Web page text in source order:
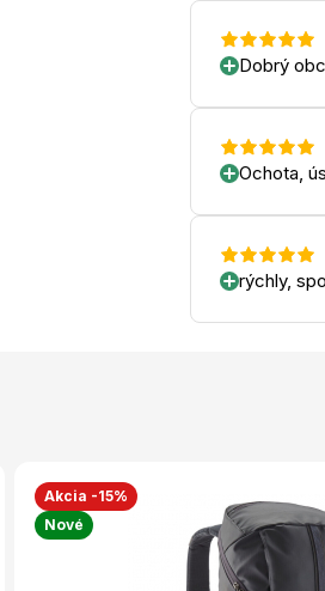
Dobrý
Ochota,
rýchly,
Akcia -15%
Nové